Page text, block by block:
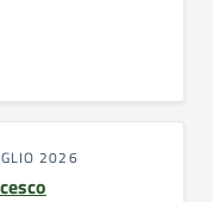
2026